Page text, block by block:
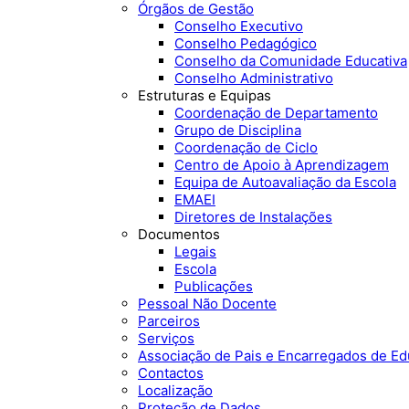
Órgãos de Gestão
Conselho Executivo
Conselho Pedagógico
Conselho da Comunidade Educativa
Conselho Administrativo
Estruturas e Equipas
Coordenação de Departamento
Grupo de Disciplina
Coordenação de Ciclo
Centro de Apoio à Aprendizagem
Equipa de Autoavaliação da Escola
EMAEI
Diretores de Instalações
Documentos
Legais
Escola
Publicações
Pessoal Não Docente
Parceiros
Serviços
Associação de Pais e Encarregados de
Contactos
Localização